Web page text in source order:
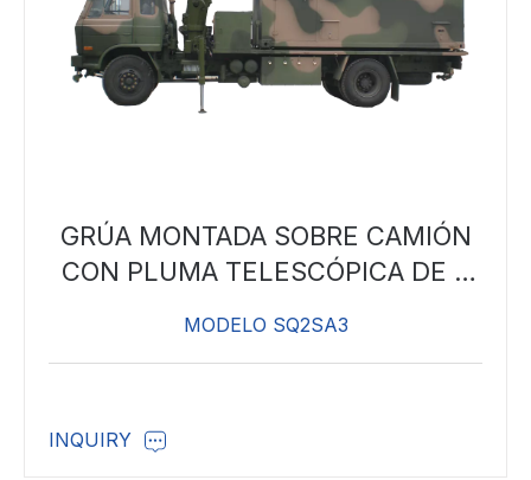
GRÚA MONTADA SOBRE CAMIÓN
CON PLUMA TELESCÓPICA DE 2
MODELO SQ2SA3
INQUIRY